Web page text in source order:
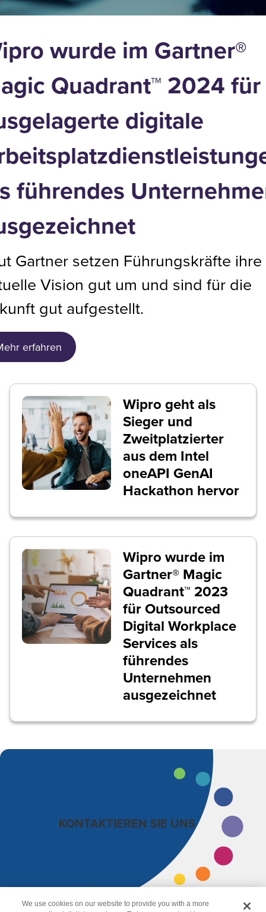
wurde im Gartner®
Quadrant™ 2024 für
digitale
führendes
Gartner setzen Führungskräfte ihre
Vision gut um und sind für die
gut aufgestellt.
erfahren
Wipro geht als
Sieger und
Zweitplatzierter
aus dem Intel
oneAPI GenAI
Hackathon hervor
Wipro wurde im
Gartner® Magic
Quadrant™ 2023
für Outsourced
Digital Workplace
Services als
führendes
Unternehmen
ausgezeichnet
KONTAKTIEREN SIE UNS
We use cookies on our website to provide you with a more